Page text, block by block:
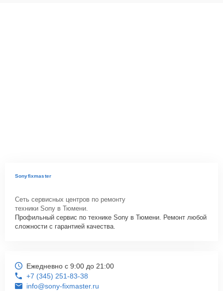
Sonyfixmaster
Сеть сервисных центров по ремонту
техники Sony в Тюмени.
Профильный сервис по технике Sony в Тюмени. Ремонт любой
сложности с гарантией качества.
Ежедневно с 9:00 до 21:00
+7 (345) 251-83-38
info@sony-fixmaster.ru